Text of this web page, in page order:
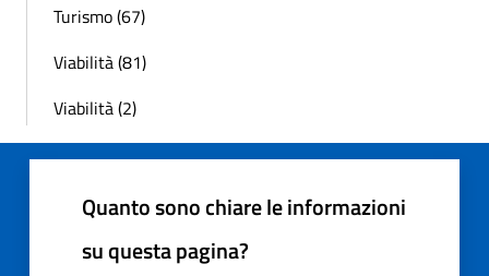
Turismo (67)
Viabilità (81)
Viabilità (2)
Quanto sono chiare le informazioni
su questa pagina?